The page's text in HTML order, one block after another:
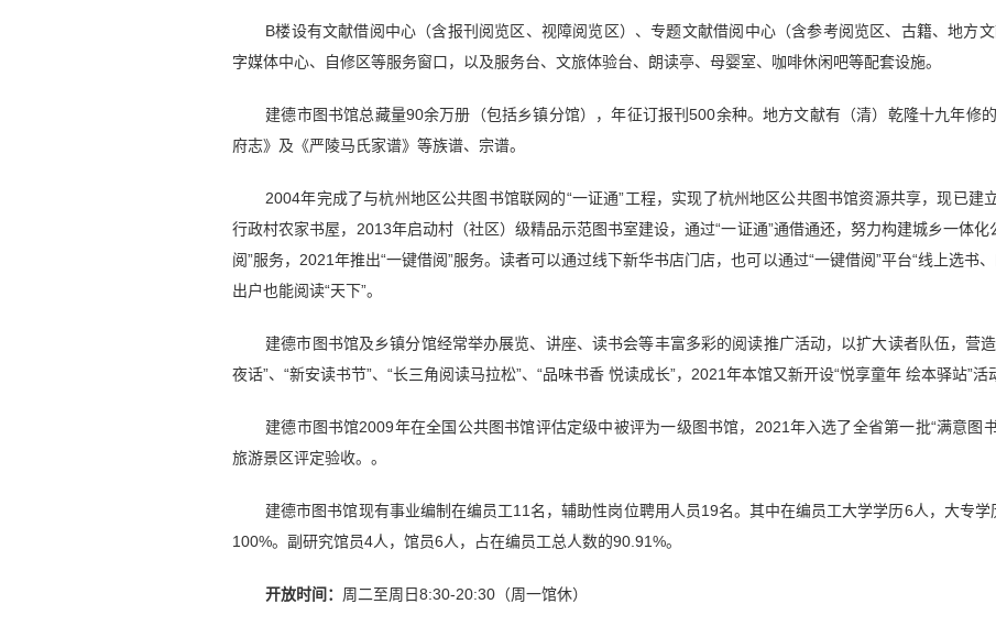
B楼设有文献借阅中心（含报刊阅览区、视障阅览区）、专题文献借阅中心（含参考阅览区、古籍、地方
字媒体中心、自修区等服务窗口，以及服务台、文旅体验台、朗读亭、母婴室、咖啡休闲吧等配套设施。
建德市图书馆总藏量90余万册（包括乡镇分馆），年征订报刊500余种。地方文献有（清）乾隆十九年修
府志》及《严陵马氏家谱》等族谱、宗谱。
2004年完成了与杭州地区公共图书馆联网的“一证通”工程，实现了杭州地区公共图书馆资源共享，现已建
行政村农家书屋，2013年启动村（社区）级精品示范图书室建设，通过“一证通”通借通还，努力构建城乡一体
阅”服务，2021年推出“一键借阅”服务。读者可以通过线下新华书店门店，也可以通过“一键借阅”平台“线上选书
出户也能阅读“天下”。
建德市图书馆及乡镇分馆经常举办展览、讲座、读书会等丰富多彩的阅读推广活动，以扩大读者队伍，营
夜话”、“新安读书节”、“长三角阅读马拉松”、“品味书香 悦读成长”，2021年本馆又新开设“悦享童年 绘本驿站”活
建德市图书馆2009年在全国公共图书馆评估定级中被评为一级图书馆，2021年入选了全省第一批“满意图
旅游景区评定验收。。
建德市图书馆现有事业编制在编员工11名，辅助性岗位聘用人员19名。其中在编员工大学学历6人，大专
100%。副研究馆员4人，馆员6人，占在编员工总人数的90.91%。
开放时间： 周二至周日8:30-20:30（周一馆休）